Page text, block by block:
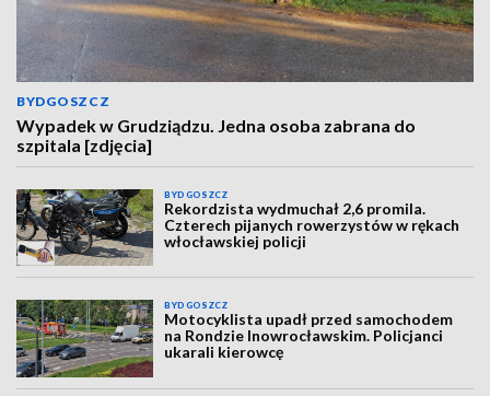
BYDGOSZCZ
Wypadek w Grudziądzu. Jedna osoba zabrana do
szpitala [zdjęcia]
BYDGOSZCZ
Rekordzista wydmuchał 2,6 promila.
Czterech pijanych rowerzystów w rękach
włocławskiej policji
BYDGOSZCZ
Motocyklista upadł przed samochodem
na Rondzie Inowrocławskim. Policjanci
ukarali kierowcę